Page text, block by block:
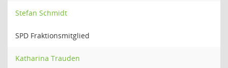
Stefan Schmidt
SPD Fraktionsmitglied
Katharina Trauden